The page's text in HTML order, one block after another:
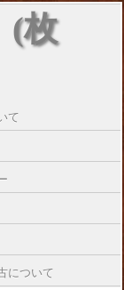
(枚
て
について